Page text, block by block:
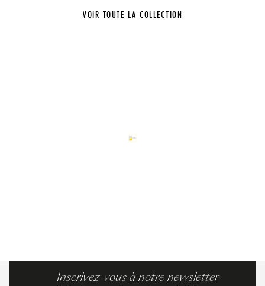
VOIR TOUTE LA COLLECTION
Inscrivez-vous à notre newsletter